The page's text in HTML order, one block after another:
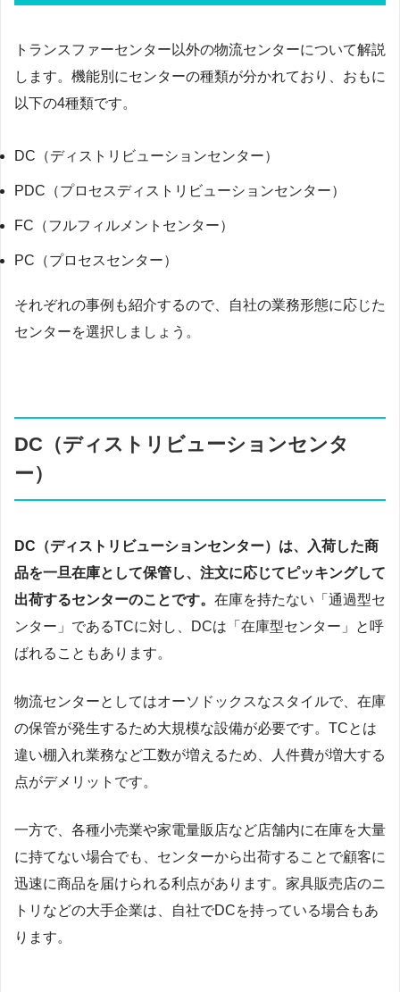
トランスファーセンター以外の物流センターについて解説
します。機能別にセンターの種類が分かれており、おもに
以下の4種類です。
DC（ディストリビューションセンター）
PDC（プロセスディストリビューションセンター）
FC（フルフィルメントセンター）
PC（プロセスセンター）
それぞれの事例も紹介するので、自社の業務形態に応じた
センターを選択しましょう。
DC（ディストリビューションセンタ
ー）
DC（ディストリビューションセンター）は、入荷した商
品を一旦在庫として保管し、注文に応じてピッキングして
出荷するセンターのことです。 在庫を持たない「通過型セ
ンター」であるTCに対し、DCは「在庫型センター」と呼
ばれることもあります。
物流センターとしてはオーソドックスなスタイルで、在庫
の保管が発生するため大規模な設備が必要です。TCとは
違い棚入れ業務など工数が増えるため、人件費が増大する
点がデメリットです。
一方で、各種小売業や家電量販店など店舗内に在庫を大量
に持てない場合でも、センターから出荷することで顧客に
迅速に商品を届けられる利点があります。家具販売店のニ
トリなどの大手企業は、自社でDCを持っている場合もあ
ります。